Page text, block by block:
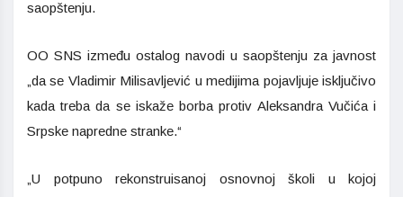
saopštenju.
OO SNS između ostalog navodi u saopštenju za javnost
„da se Vladimir Milisavljević u medijima pojavljuje isključivo
kada treba da se iskaže borba protiv Aleksandra Vučića i
Srpske napredne stranke.“
„U potpuno rekonstruisanoj osnovnoj školi u kojoj